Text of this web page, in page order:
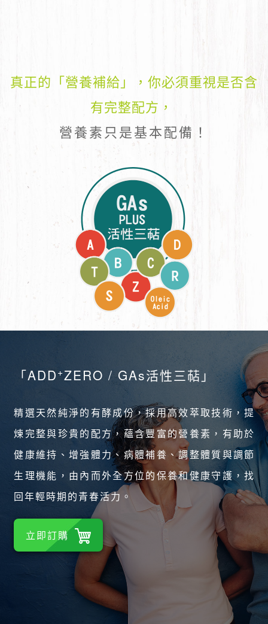
真正的「營養補給」，你必須重視是否含
有完整配方，
營養素只是基本配備！
「ADD+ZERO / GAs活性三萜」
精選天然純淨的有酵成份，採用高效萃取技術，提
煉完整與珍貴的配方，蘊含豐富的營養素，有助於
健康維持、增強體力、病體補養、調整體質與調節
生理機能，由內而外全方位的保養和健康守護，找
回年輕時期的青春活力。
立即訂購